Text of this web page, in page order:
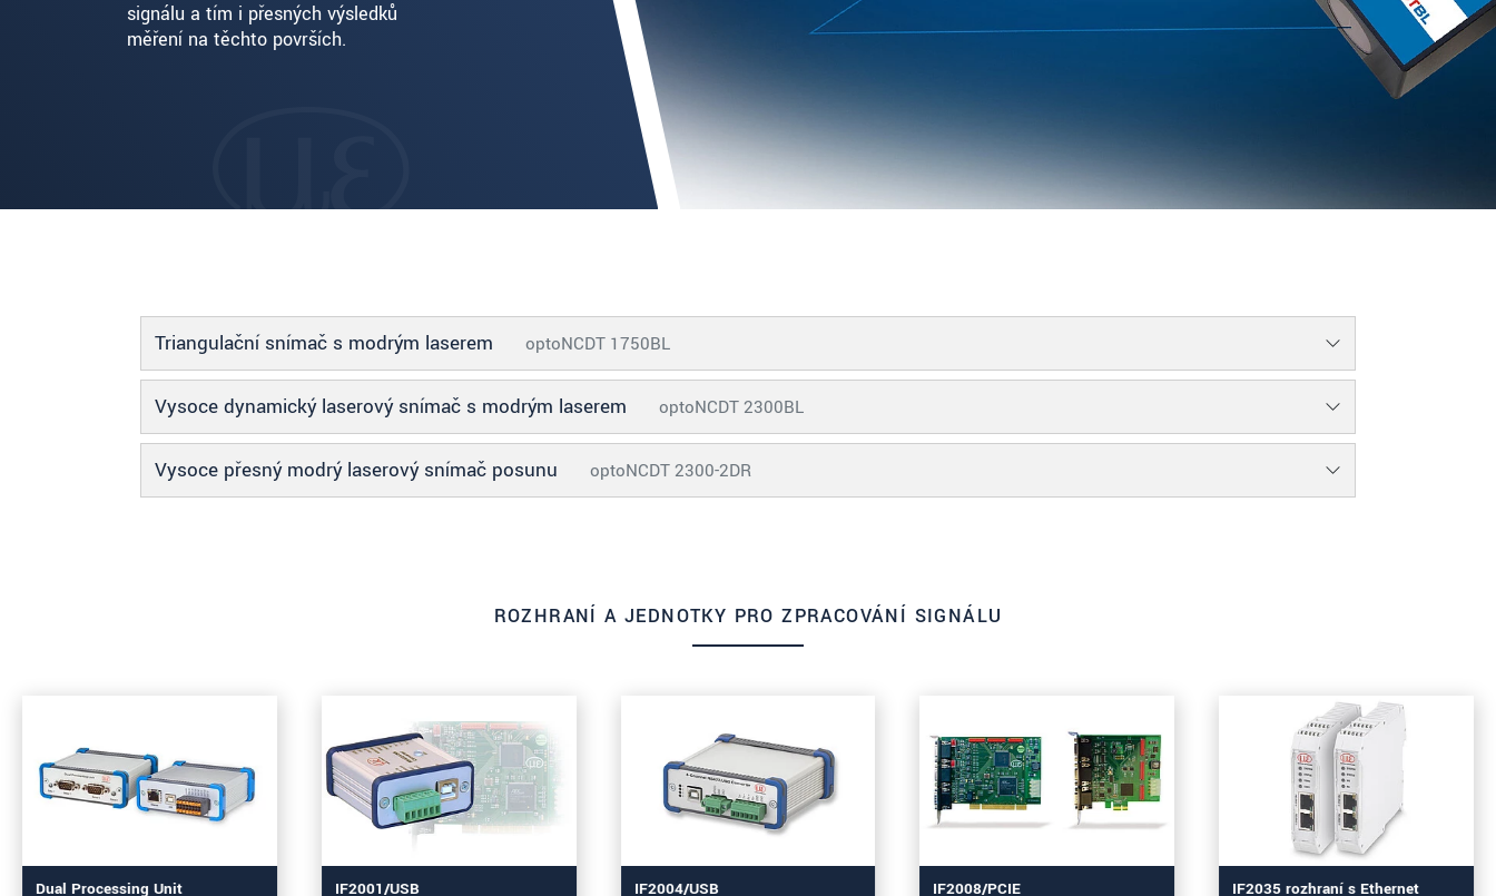
signálu a tím i přesných výsledků
měření na těchto površích.
Triangulační snímač s modrým laserem optoNCDT 1750BL
Vysoce dynamický laserový snímač s modrým laserem optoNCDT 2300BL
Vysoce přesný modrý laserový snímač posunu optoNCDT 2300-2DR
ROZHRANÍ A JEDNOTKY PRO ZPRACOVÁNÍ SIGNÁLU
Dual Processing Unit IF2001/USB IF2004/USB IF2008/PCIE
IF2035 rozhraní s Ethernet